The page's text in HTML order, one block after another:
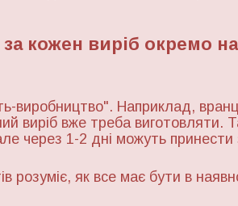
кожен виріб окремо
виробництво". Наприклад,
виріб вже треба виготовляти.
через 1-2 дні можуть принести
розуміє, як все має бути в